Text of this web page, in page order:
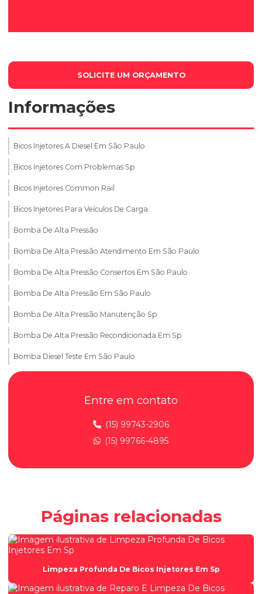
SOLICITE UM ORÇAMENTO
Informações
Bicos Injetores A Diesel Em São Paulo
Bicos Injetores Com Problemas Sp
Bicos Injetores Common Rail
Bicos Injetores Para Veículos De Carga
Bomba De Alta Pressão
Bomba De Alta Pressão Atendimento Em São Paulo
Bomba De Alta Pressão Consertos Em São Paulo
Bomba De Alta Pressão Em São Paulo
Bomba De Alta Pressão Manutenção Sp
Bomba De Alta Pressão Recondicionada Em Sp
Bomba Diesel Teste Em São Paulo
Conserto De Bomba De Alta Pressão Em Sp
Conserto De Bomba Diesel Em São Paulo
Conserto De Injetores A Diesel Sp
Conserto De Injetores Diesel Sp
Injeção Diesel Linha Pesada
Injetores Diesel Com Defeito Sp
Injetores Diesel Common Rail
Injetores Diesel Para Caminhão
Entre em contato
(15) 99743-2906
(15) 99766-4895
Páginas relacionadas
Limpeza Profunda De Bicos Injetores Em Sp